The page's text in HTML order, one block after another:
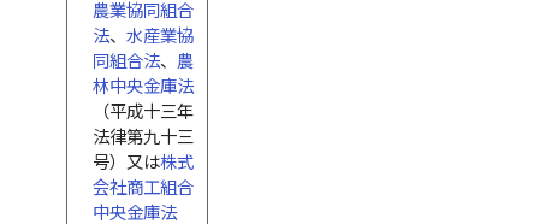
農業協同組合
法、水産業協
同組合法、 農
林中央金庫法
（平成十三年
法律第九十三
号）又は株式
会社商工組合
中央金庫法